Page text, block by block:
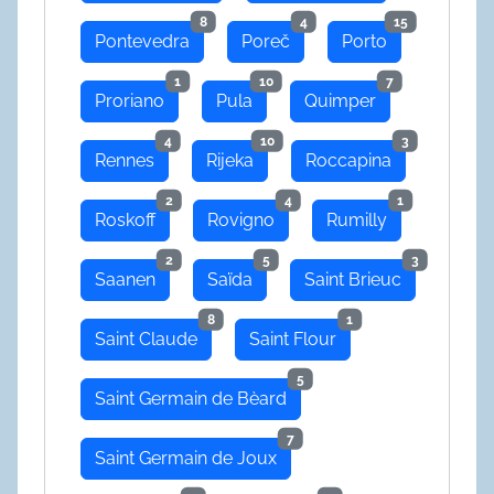
Pontevedra
8
Poreč
4
Porto
15
Proriano
1
Pula
10
Quimper
7
Rennes
4
Rijeka
10
Roccapina
3
Roskoff
2
Rovigno
4
Rumilly
1
Saanen
2
Saïda
5
Saint Brieuc
3
Saint Claude
8
Saint Flour
1
Saint Germain de Bèard
5
Saint Germain de Joux
7